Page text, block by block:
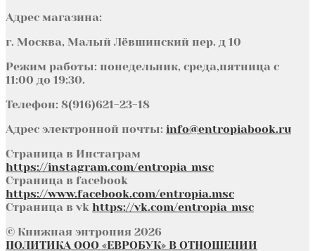
Адрес магазина:
г. Москва, Малый Лёвшинский пер. д 10
Режим работы: понедельник, среда,пятница с
11:00 до 19:30.
Телефон: 8(916)621-23-18
Адрес электронной почты: info@entropiabook.ru
Страница в Инстаграм
https://instagram.com/entropia_msc
Страница в facebook
https://www.facebook.com/entropia.msc
Страница в vk https://vk.com/entropia_msc
© Книжная энтропия 2026
ПОЛИТИКА ООО «ЕВРОБУК» В ОТНОШЕНИИ